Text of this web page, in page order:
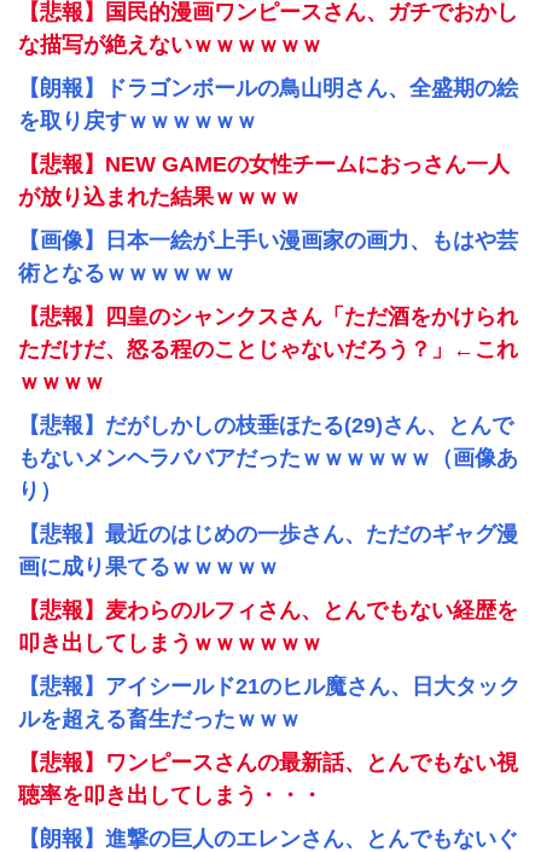
【悲報】国民的漫画ワンピースさん、ガチでおかし
な描写が絶えないｗｗｗｗｗｗ
【朗報】ドラゴンボールの鳥山明さん、全盛期の絵
を取り戻すｗｗｗｗｗｗ
【悲報】NEW GAMEの女性チームにおっさん一人
が放り込まれた結果ｗｗｗｗ
【画像】日本一絵が上手い漫画家の画力、もはや芸
術となるｗｗｗｗｗｗ
【悲報】四皇のシャンクスさん「ただ酒をかけられ
ただけだ、怒る程のことじゃないだろう？」←これ
ｗｗｗｗ
【悲報】だがしかしの枝垂ほたる(29)さん、とんで
もないメンヘラババアだったｗｗｗｗｗｗ（画像あ
り）
【悲報】最近のはじめの一歩さん、ただのギャグ漫
画に成り果てるｗｗｗｗｗ
【悲報】麦わらのルフィさん、とんでもない経歴を
叩き出してしまうｗｗｗｗｗｗ
【悲報】アイシールド21のヒル魔さん、日大タック
ルを超える畜生だったｗｗｗ
【悲報】ワンピースさんの最新話、とんでもない視
聴率を叩き出してしまう・・・
【朗報】進撃の巨人のエレンさん、とんでもないぐ